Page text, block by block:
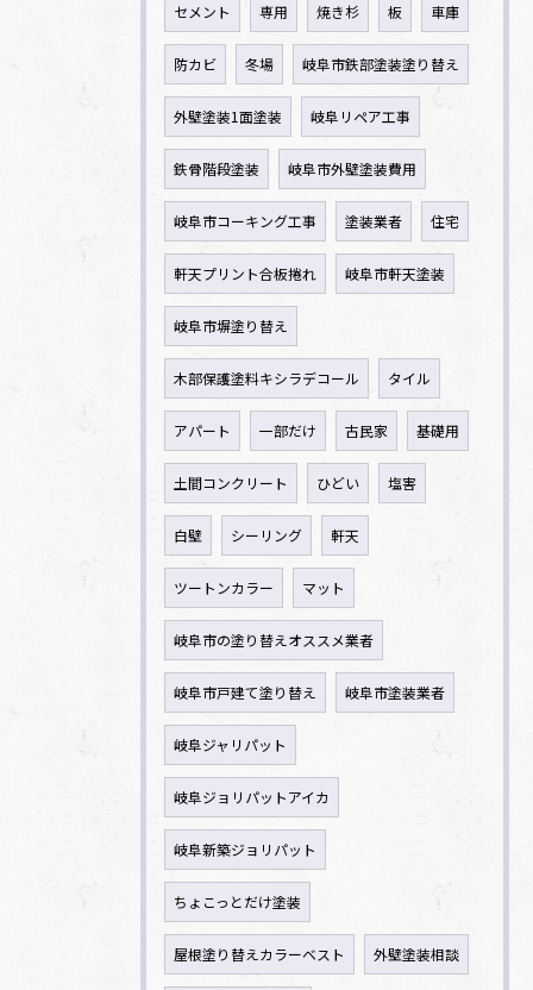
セメント 専用 焼き杉 板 車庫
防カビ 冬場 岐阜市鉄部塗装塗り替え
外壁塗装1面塗装 岐阜リペア工事
鉄骨階段塗装 岐阜市外壁塗装費用
岐阜市コーキング工事 塗装業者 住宅
軒天プリント合板捲れ 岐阜市軒天塗装
岐阜市塀塗り替え
木部保護塗料キシラデコール タイル
アパート 一部だけ 古民家 基礎用
土間コンクリート ひどい 塩害
白壁 シーリング 軒天
ツートンカラー マット
岐阜市の塗り替えオススメ業者
岐阜市戸建て塗り替え 岐阜市塗装業者
岐阜ジャリパット
岐阜ジョリパットアイカ
岐阜新築ジョリパット
ちょこっとだけ塗装
屋根塗り替えカラーベスト 外壁塗装相談